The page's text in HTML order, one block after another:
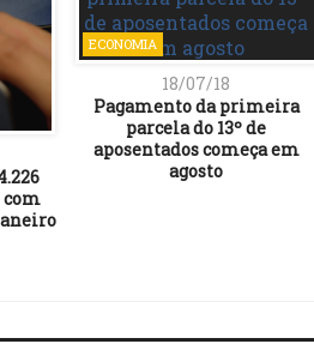
com
ECONOMIA
18/07/18
Pagamento da primeira
parcela do 13º de
aposentados começa em
agosto